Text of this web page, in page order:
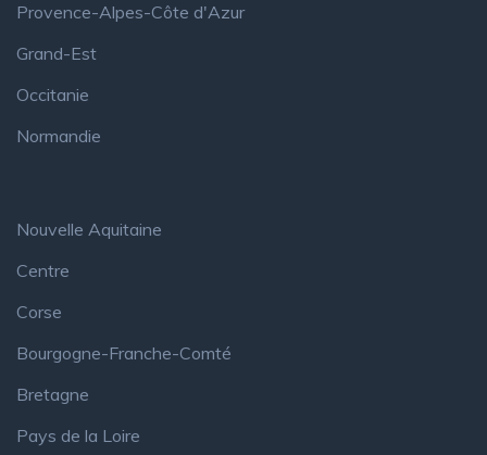
Provence-Alpes-Côte d'Azur
Grand-Est
Occitanie
Normandie
Nouvelle Aquitaine
Centre
Corse
Bourgogne-Franche-Comté
Bretagne
Pays de la Loire